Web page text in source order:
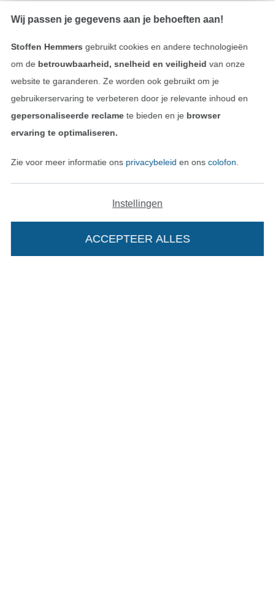
Onze transporteurs
Wij passen je gegevens aan je behoeften aan!
Stoffen Hemmers gebruikt cookies en andere technologieën
om de betrouwbaarheid, snelheid en veiligheid van onze
website te garanderen. Ze worden ook gebruikt om je
gebruikerservaring te verbeteren door je relevante inhoud en
gepersonaliseerde reclamete bieden en je browser
ervaring te optimaliseren.
Zie voor meer informatie ons privacybeleid en ons colofon
Instellingen
ACCEPTEER ALLES